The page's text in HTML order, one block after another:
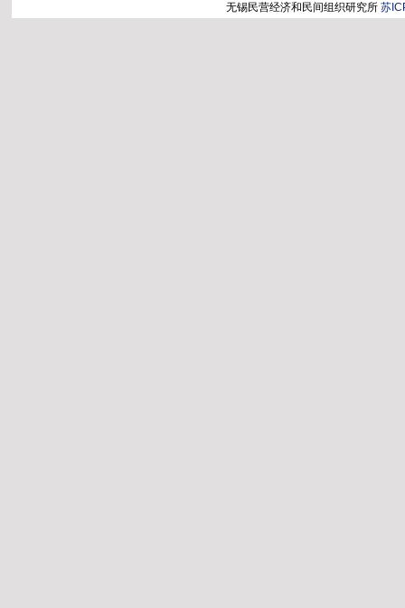
无锡民营经济和民间组织研究所 苏